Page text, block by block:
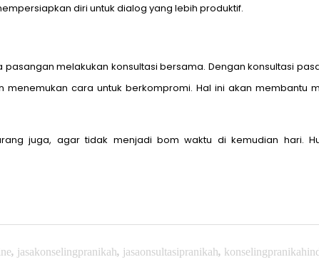
diri untuk dialog yang lebih produktif.
melakukan konsultasi bersama. Dengan konsultasi
cara untuk berkompromi. Hal ini akan membantu
juga, agar tidak menjadi bom waktu di kemudian hari.
, jasakonselingpranikah, jasaonsultasipranikah,